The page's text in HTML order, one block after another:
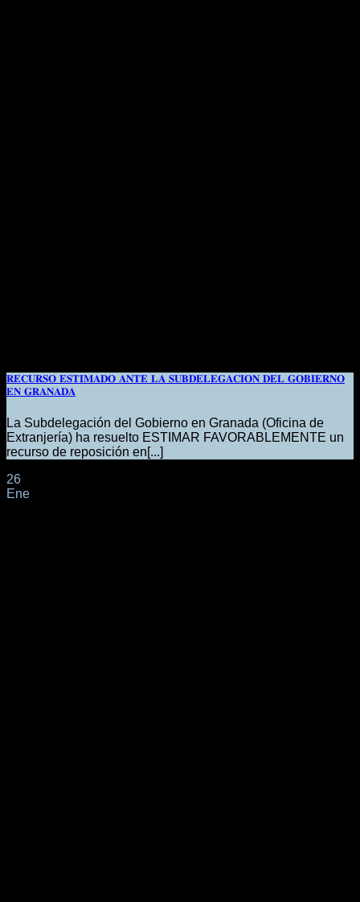
𝐑𝐄𝐂𝐔𝐑𝐒𝐎 𝐄𝐒𝐓𝐈𝐌𝐀𝐃𝐎 𝐀𝐍𝐓𝐄 𝐋𝐀 𝐒𝐔𝐁𝐃𝐄𝐋𝐄𝐆𝐀𝐂𝐈𝐎𝐍 𝐃𝐄𝐋 𝐆𝐎𝐁𝐈𝐄𝐑𝐍𝐎
𝐄𝐍 𝐆𝐑𝐀𝐍𝐀𝐃𝐀
La Subdelegación del Gobierno en Granada (Oficina de
Extranjería) ha resuelto ESTIMAR FAVORABLEMENTE un
recurso de reposición en[...]
26
Ene